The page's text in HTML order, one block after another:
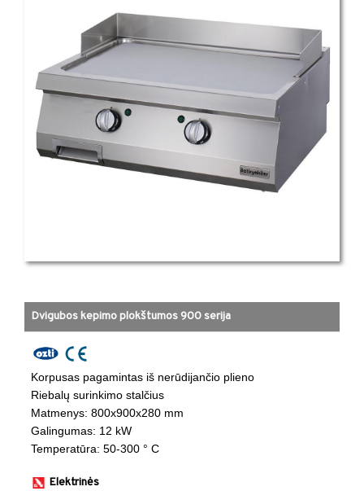
Dvigubos kepimo plokštumos 900 serija
Korpusas pagamintas iš nerūdijančio plieno
​Riebalų surinkimo stalčius
​Matmenys: 800x900x280 mm ​
​Galingumas: 12 kW ​
​Temperatūra: 50-300 ° C ​
Elektrinės